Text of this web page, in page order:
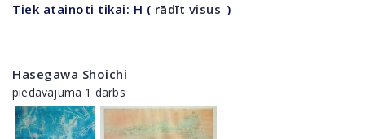
Tiek atainoti tikai: H ( rādīt visus )
Hasegawa Shoichi
piedāvājumā 1 darbs